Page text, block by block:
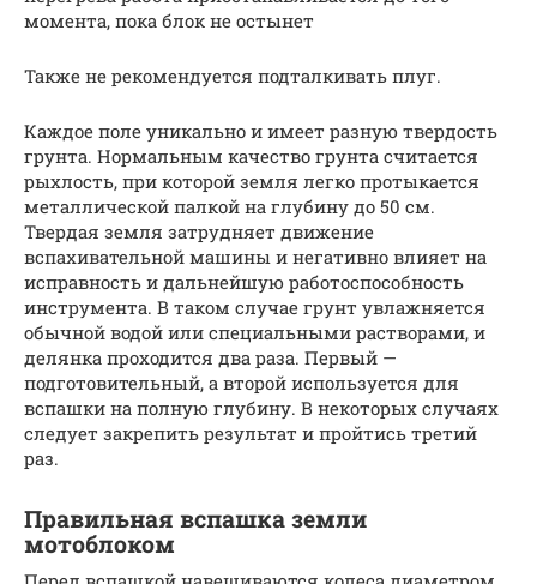
момента, пока блок не остынет
Также не рекомендуется подталкивать плуг.
Каждое поле уникально и имеет разную твердость
грунта. Нормальным качество грунта считается
рыхлость, при которой земля легко протыкается
металлической палкой на глубину до 50 см.
Твердая земля затрудняет движение
вспахивательной машины и негативно влияет на
исправность и дальнейшую работоспособность
инструмента. В таком случае грунт увлажняется
обычной водой или специальными растворами, и
делянка проходится два раза. Первый —
подготовительный, а второй используется для
вспашки на полную глубину. В некоторых случаях
следует закрепить результат и пройтись третий
раз.
Правильная вспашка земли
мотоблоком